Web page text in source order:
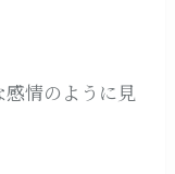
情のように見